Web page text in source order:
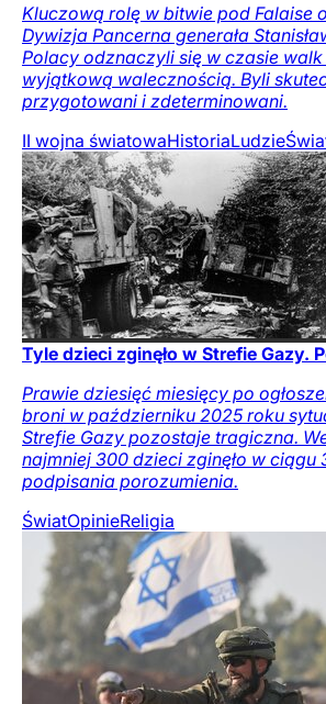
Kluczową rolę w bitwie pod Falaise
Dywizja Pancerna generała
Polacy odznaczyli się w czasie
wyjątkową walecznością. Byli
przygotowani i zdeterminowani.
II wojna światowaHistoriaLudzie
Tyle dzieci zginęło w Strefie Gazy.
Prawie dziesięć miesięcy po
broni w październiku 2025 roku
Strefie Gazy pozostaje tragiczna.
najmniej 300 dzieci zginęło w ciągu
podpisania porozumienia.
ŚwiatOpinieReligia